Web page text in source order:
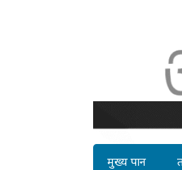
मुख्य पान